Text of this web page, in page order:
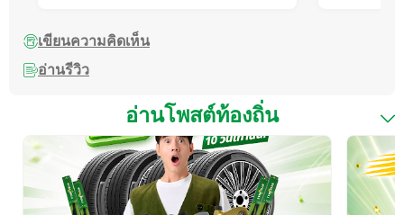
เขียนความคิดเห็น
อ่านรีวิว
อ่านโพสต์ท้องถิ่น